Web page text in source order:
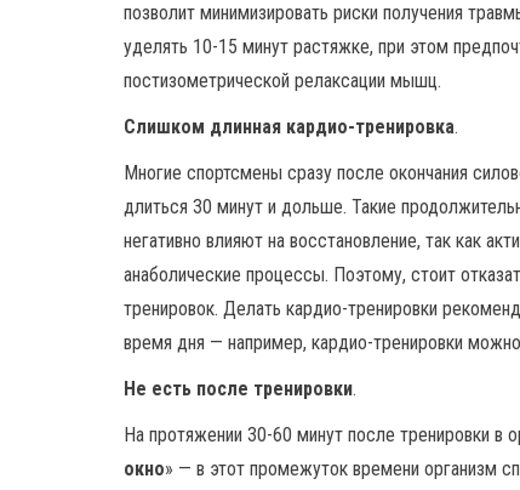
позволит минимизировать риски получения
уделять 10-15 минут растяжке, при этом
постизометрической релаксации мышц.
Слишком длинная кардио-тренировка.
Многие спортсмены сразу после окончания
длиться 30 минут и дольше. Такие
негативно влияют на восстановление, так как
анаболические процессы. Поэтому, стоит
тренировок. Делать кардио-тренировки
время дня — например, кардио-тренировки
Не есть после тренировки.
На протяжении 30-60 минут после тренировки в
окно» — в этот промежуток времени организм